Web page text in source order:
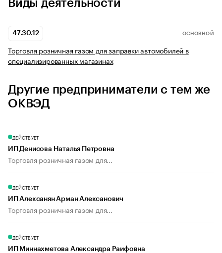
Виды деятельности
47.30.12 ОСНОВНОЙ
Торговля розничная газом для заправки автомобилей в
специализированных магазинах
Другие предприниматели с тем же
ОКВЭД
ДЕЙСТВУЕТ
ИП Денисова Наталья Петровна
Торговля розничная газом для...
ДЕЙСТВУЕТ
ИП Алексанян Арман Алексанович
Торговля розничная газом для...
ДЕЙСТВУЕТ
ИП Миннахметова Александра Раифовна